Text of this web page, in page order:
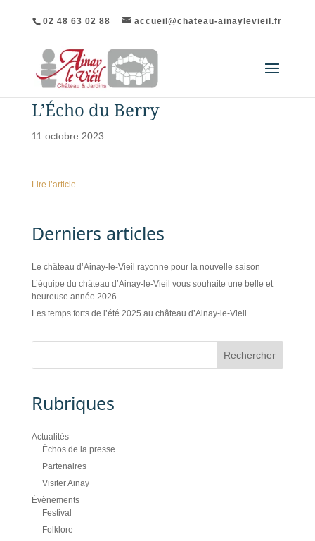
02 48 63 02 88 accueil@chateau-ainaylevieil.fr
L’Écho du Berry
11 octobre 2023
Lire l’article…
Derniers articles
Le château d’Ainay-le-Vieil rayonne pour la nouvelle saison
L’équipe du château d’Ainay-le-Vieil vous souhaite une belle et
heureuse année 2026
Les temps forts de l’été 2025 au château d’Ainay-le-Vieil
Rubriques
Actualités
Échos de la presse
Partenaires
Visiter Ainay
Évènements
Festival
Folklore